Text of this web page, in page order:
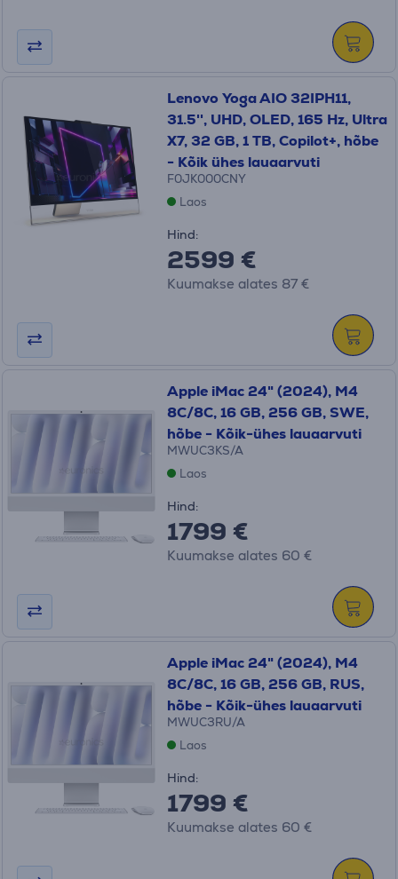
Lenovo Yoga AIO 32IPH11,
31.5'', UHD, OLED, 165 Hz, Ultra
X7, 32 GB, 1 TB, Copilot+, hõbe
- Kõik ühes lauaarvuti
F0JK000CNY
Laos
Hind:
2599 €
Kuumakse alates 87 €
Apple iMac 24" (2024), M4
8C/8C, 16 GB, 256 GB, SWE,
hõbe - Kõik-ühes lauaarvuti
MWUC3KS/A
Laos
Hind:
1799 €
Kuumakse alates 60 €
Apple iMac 24" (2024), M4
8C/8C, 16 GB, 256 GB, RUS,
hõbe - Kõik-ühes lauaarvuti
MWUC3RU/A
Laos
Hind:
1799 €
Kuumakse alates 60 €